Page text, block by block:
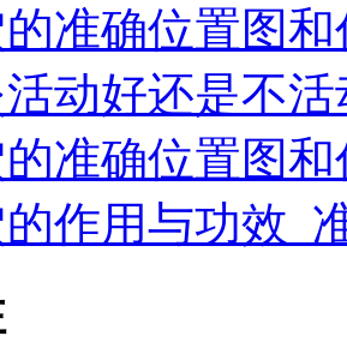
准确位置图和
动好还是不活
准确位置图和
作用与功效_